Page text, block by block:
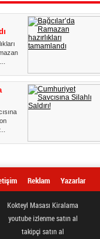
Reklam Yazarlar
Kokteyl Masası Kiralama
youtube izlenme satın al
takipçi satın al